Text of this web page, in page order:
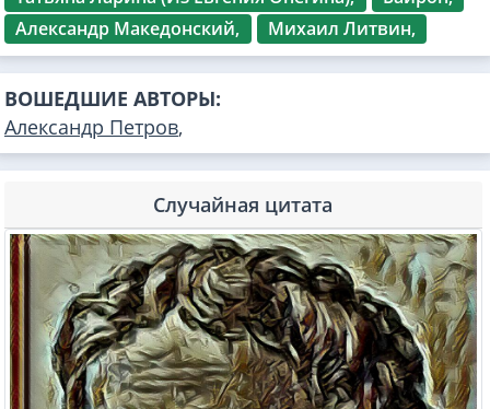
Александр Македонский,
Михаил Литвин,
ВОШЕДШИЕ АВТОРЫ:
Александр Петров,
Случайная цитата